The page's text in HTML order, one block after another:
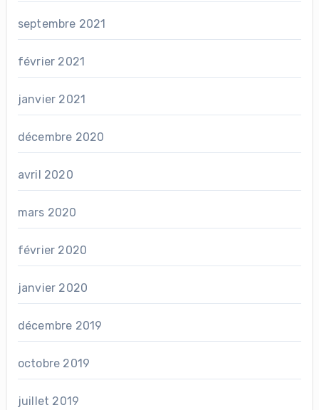
septembre 2021
février 2021
janvier 2021
décembre 2020
avril 2020
mars 2020
février 2020
janvier 2020
décembre 2019
octobre 2019
juillet 2019